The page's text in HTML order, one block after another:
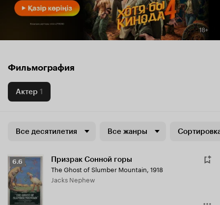
Фильмография
Актер 1
Все десятилетия Все жанры
Рейтинг
Кинопоиска
6.6
6.6 Призрак Сонной горы
The Ghost of Slumber Mountain, 1918
Jacks Nephew